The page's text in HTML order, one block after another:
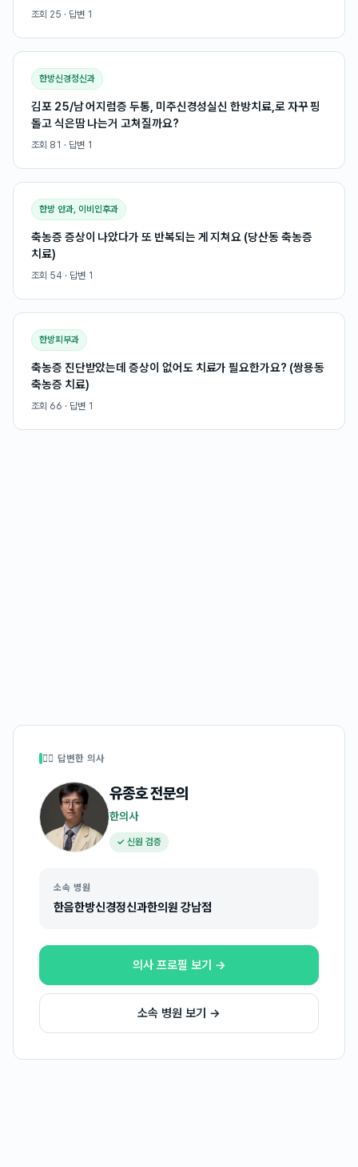
조회 25 · 답변 1
한방신경정신과
김포 25/남 어지럼증 두통, 미주신경성실신 한방치료,로 자꾸 핑
돌고 식은땀 나는거 고쳐질까요?
조회 81 · 답변 1
한방 안과, 이비인후과
축농증 증상이 나았다가 또 반복되는 게 지쳐요 (당산동 축농증
치료)
조회 54 · 답변 1
한방피부과
축농증 진단받았는데 증상이 없어도 치료가 필요한가요? (쌍용동
축농증 치료)
조회 66 · 답변 1
👩‍⚕️ 답변한 의사
유종호전문의
한의사
✓ 신원 검증
소속 병원
한음한방신경정신과한의원 강남점
의사 프로필 보기 →
소속 병원 보기 →